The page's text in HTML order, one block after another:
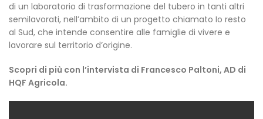
di un laboratorio di trasformazione del tubero in tanti altri
semilavorati, nell’ambito di un progetto chiamato Io resto
al Sud, che intende consentire alle famiglie di vivere e
lavorare sul territorio d’origine.
Scopri di più con l’intervista di Francesco Paltoni, AD di
HQF Agricola.